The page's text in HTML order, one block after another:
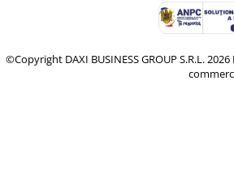
©Copyright DAXI BUSINESS GROUP S.R.L. 2026